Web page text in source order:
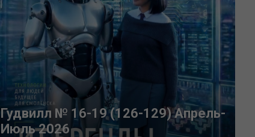
Гудвилл № 16-19 (126-129) Апрель-
Июль 2026